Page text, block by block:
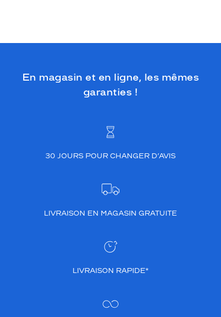
En magasin et en ligne, les mêmes
garanties !
30 JOURS POUR CHANGER D’AVIS
LIVRAISON EN MAGASIN GRATUITE
LIVRAISON RAPIDE*